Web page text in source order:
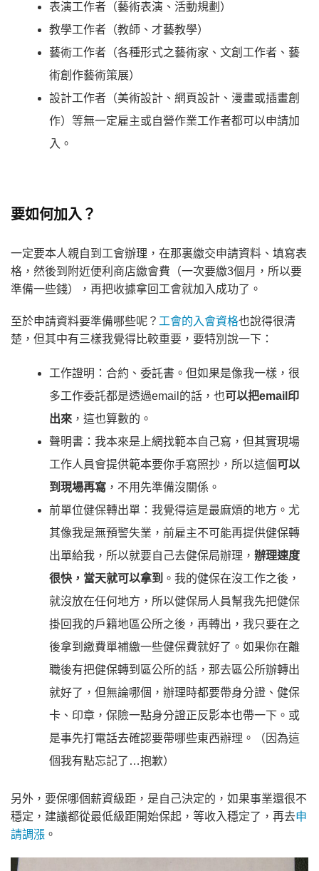
表演工作者（藝術表演、活動規劃）
教學工作者（教師、才藝教學）
藝術工作者（各種形式之藝術家、文創工作者、藝
術創作藝術策展）
設計工作者（美術設計、網頁設計、漫畫或插畫創
作）等無一定雇主或自營作業工作者都可以申請加
入。
要如何加入？
一定要本人親自到工會辦理，在那裏繳交申請資料、填寫表
格，然後到附近便利商店繳會費（一次要繳3個月，所以要
準備一些錢），再把收據拿回工會就加入成功了。
至於申請資料要準備哪些呢？ 工會的入會資格也說得很清
楚，但其中有三樣我覺得比較重要，要特別說一下：
工作證明：合約、委託書。但如果是像我一樣，很
多工作委託都是透過email的話，也可以把email印
出來 ，這也算數的。
聲明書：我本來是上網找範本自己寫，但其實現場
工作人員會提供範本要你手寫照抄，所以這個可以
到現場再寫 ，不用先準備沒關係。
前單位健保轉出單：我覺得這是最麻煩的地方。尤
其像我是無預警失業，前雇主不可能再提供健保轉
出單給我，所以就要自己去健保局辦理， 辦理速度
很快，當天就可以拿到 。我的健保在沒工作之後，
就沒放在任何地方，所以健保局人員幫我先把健保
掛回我的戶籍地區公所之後，再轉出，我只要在之
後拿到繳費單補繳一些健保費就好了。如果你在離
職後有把健保轉到區公所的話，那去區公所辦轉出
就好了，但無論哪個，辦理時都要帶身分證、健保
卡、印章，保險一點身分證正反影本也帶一下。或
是事先打電話去確認要帶哪些東西辦理。（因為這
個我有點忘記了…抱歉）
另外，要保哪個薪資級距，是自己決定的，如果事業還很不
穩定，建議都從最低級距開始保起，等收入穩定了，再去申
請調漲 。